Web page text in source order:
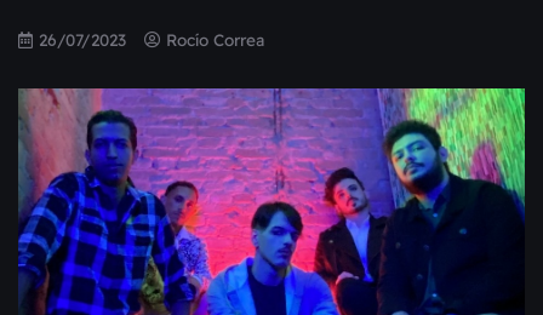
26/07/2023 Rocío Correa